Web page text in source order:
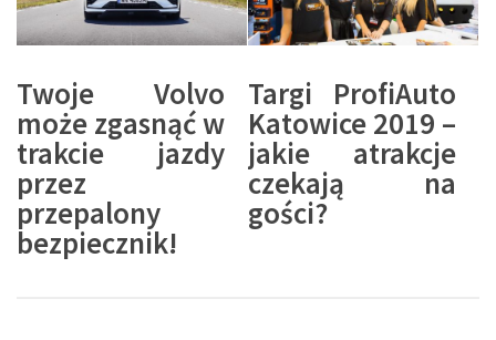
Twoje Volvo
może zgasnąć w
trakcie jazdy
przez
przepalony
bezpiecznik!
Targi ProfiAuto
Katowice 2019 –
jakie atrakcje
czekają na
gości?